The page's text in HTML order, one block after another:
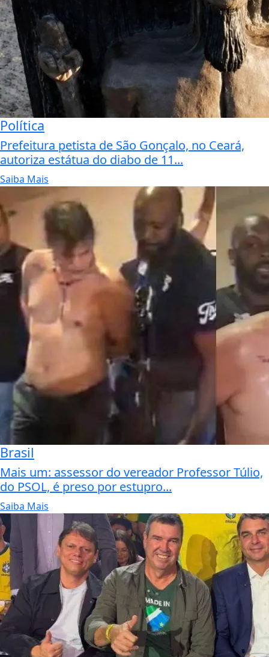
Política
Prefeitura petista de São Gonçalo, no Ceará,
autoriza estátua do diabo de 11...
Saiba Mais
Brasil
Mais um: assessor do vereador Professor Túlio,
do PSOL, é preso por estupro...
Saiba Mais